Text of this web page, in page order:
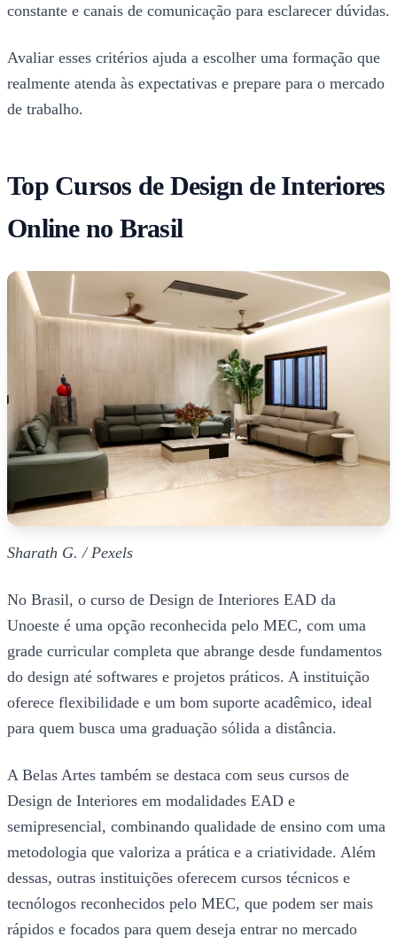
constante e canais de comunicação para esclarecer dúvidas.
Avaliar esses critérios ajuda a escolher uma formação que
realmente atenda às expectativas e prepare para o mercado
de trabalho.
Top Cursos de Design de Interiores
Online no Brasil
Sharath G. / Pexels
No Brasil, o curso de Design de Interiores EAD da
Unoeste é uma opção reconhecida pelo MEC, com uma
grade curricular completa que abrange desde fundamentos
do design até softwares e projetos práticos. A instituição
oferece flexibilidade e um bom suporte acadêmico, ideal
para quem busca uma graduação sólida a distância.
A Belas Artes também se destaca com seus cursos de
Design de Interiores em modalidades EAD e
semipresencial, combinando qualidade de ensino com uma
metodologia que valoriza a prática e a criatividade. Além
dessas, outras instituições oferecem cursos técnicos e
tecnólogos reconhecidos pelo MEC, que podem ser mais
rápidos e focados para quem deseja entrar no mercado